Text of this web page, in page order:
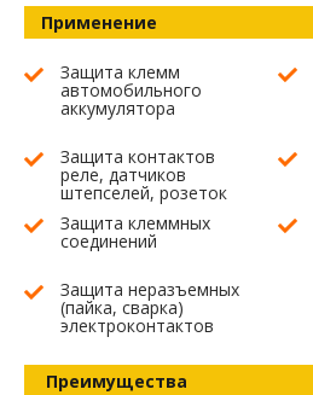
Применение
Защита клемм
автомобильного
аккумулятора
Защита контактов
реле, датчиков
штепселей, розеток
Защита клеммных
соединений
Защита неразъемных
(пайка, сварка)
электроконтактов
Преимущества